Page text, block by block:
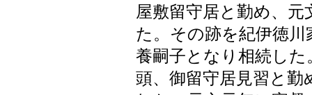
屋敷留守居と勤め、
た。その跡を紀伊徳川
養嗣子となり相続し
頭、御留守居見習と勤